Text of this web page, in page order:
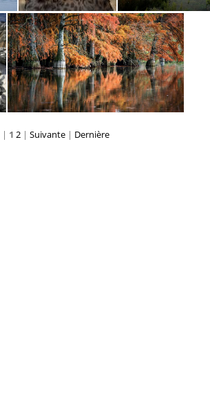
325-Marc Querol-Guépard
| 1 2 | Suivante | Dernière